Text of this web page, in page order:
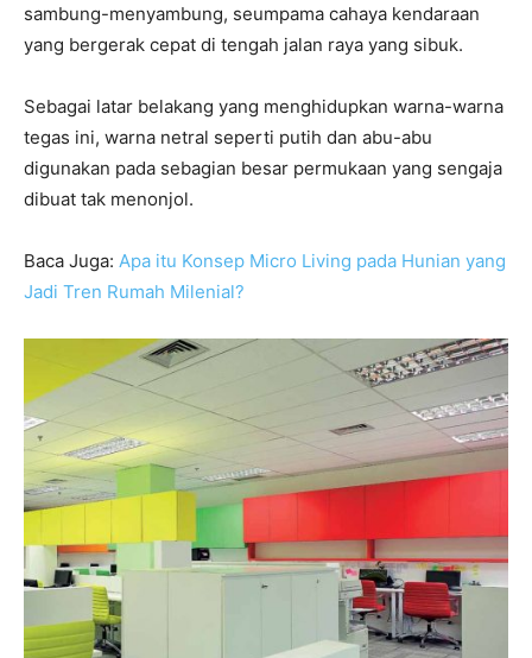
sambung-menyambung, seumpama cahaya kendaraan
yang bergerak cepat di tengah jalan raya yang sibuk.
Sebagai latar belakang yang menghidupkan warna-warna
tegas ini, warna netral seperti putih dan abu-abu
digunakan pada sebagian besar permukaan yang sengaja
dibuat tak menonjol.
Baca Juga: Apa itu Konsep Micro Living pada Hunian yang
Jadi Tren Rumah Milenial?